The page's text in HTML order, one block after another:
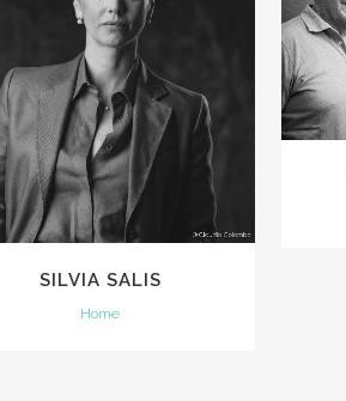
VIEW
SILVIA SALIS
Home